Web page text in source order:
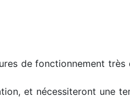
de fonctionnement très
et nécessiteront une